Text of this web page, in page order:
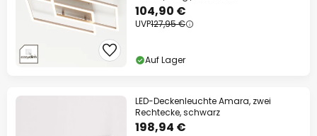
104,90 €
UVP127,95 €
Auf Lager
LED-Deckenleuchte Amara, zwei
Rechtecke, schwarz
198,94 €